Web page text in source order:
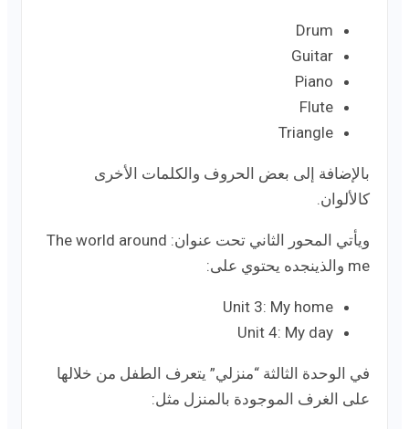
Drum
Guitar
Piano
Flute
Triangle
بالإضافة إلى بعض الحروف والكلمات الأخرى
كالألوان.
ويأتي المحور الثاني تحت عنوان: The world around
me والذينجده يحتوي على:
Unit 3: My home
Unit 4: My day
في الوحدة الثالثة “منزلي” يتعرف الطفل من خلالها
على الغرف الموجودة بالمنزل مثل: